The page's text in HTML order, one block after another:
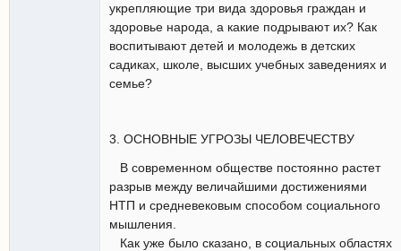
укрепляющие три вида здоровья граждан и
здоровье народа, а какие подрывают их? Как
воспитывают детей и молодежь в детских
садиках, школе, высших учебных заведениях и
семье?
3. ОСНОВНЫЕ УГРОЗЫ ЧЕЛОВЕЧЕСТВУ
В современном обществе постоянно растет
разрыв между величайшими достижениями
НТП и средневековым способом социального
мышления.
Как уже было сказано, в социальных областях